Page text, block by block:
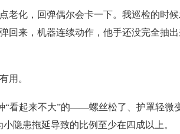
化，回弹偶尔会卡一下。我巡检的时
来，机器连续动作，他手还没完全抽
用。
“看起来不大”的——螺丝松了、护罩轻微
隐患拖延导致的比例至少在四成以上。